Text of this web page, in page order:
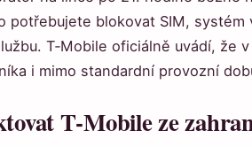
potřebujete blokovat SIM, systém
T‑Mobile oficiálně uvádí, že v
i mimo standardní provozní
T‑Mobile ze